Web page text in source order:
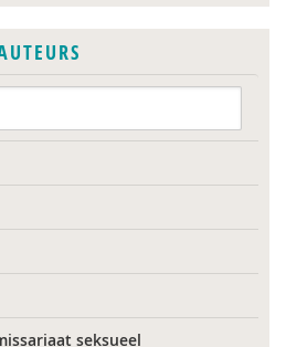
seksueel